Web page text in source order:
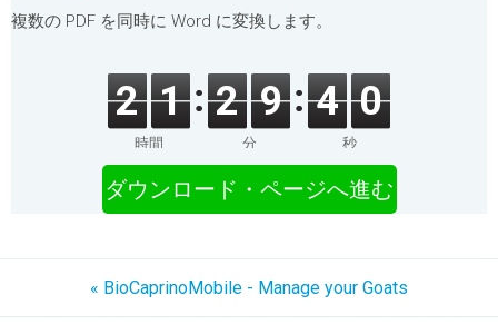
複数の PDF を同時に Word に変換します。
2 1
時間
2 9
分
4 0
秒
ダウンロード・ページへ進む
« BioCaprinoMobile - Manage your Goats